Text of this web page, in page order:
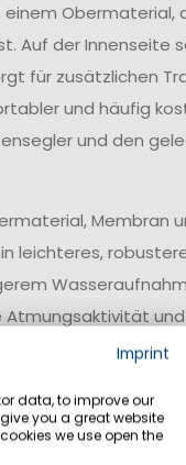
Obermaterial,
Auf der Innenseite
für zusätzlichen
und häufig
und den
Membran
leichteres,
kommen 3-
und
Segelhosen
Imprint
data, to improve our
you a great website
we use open the